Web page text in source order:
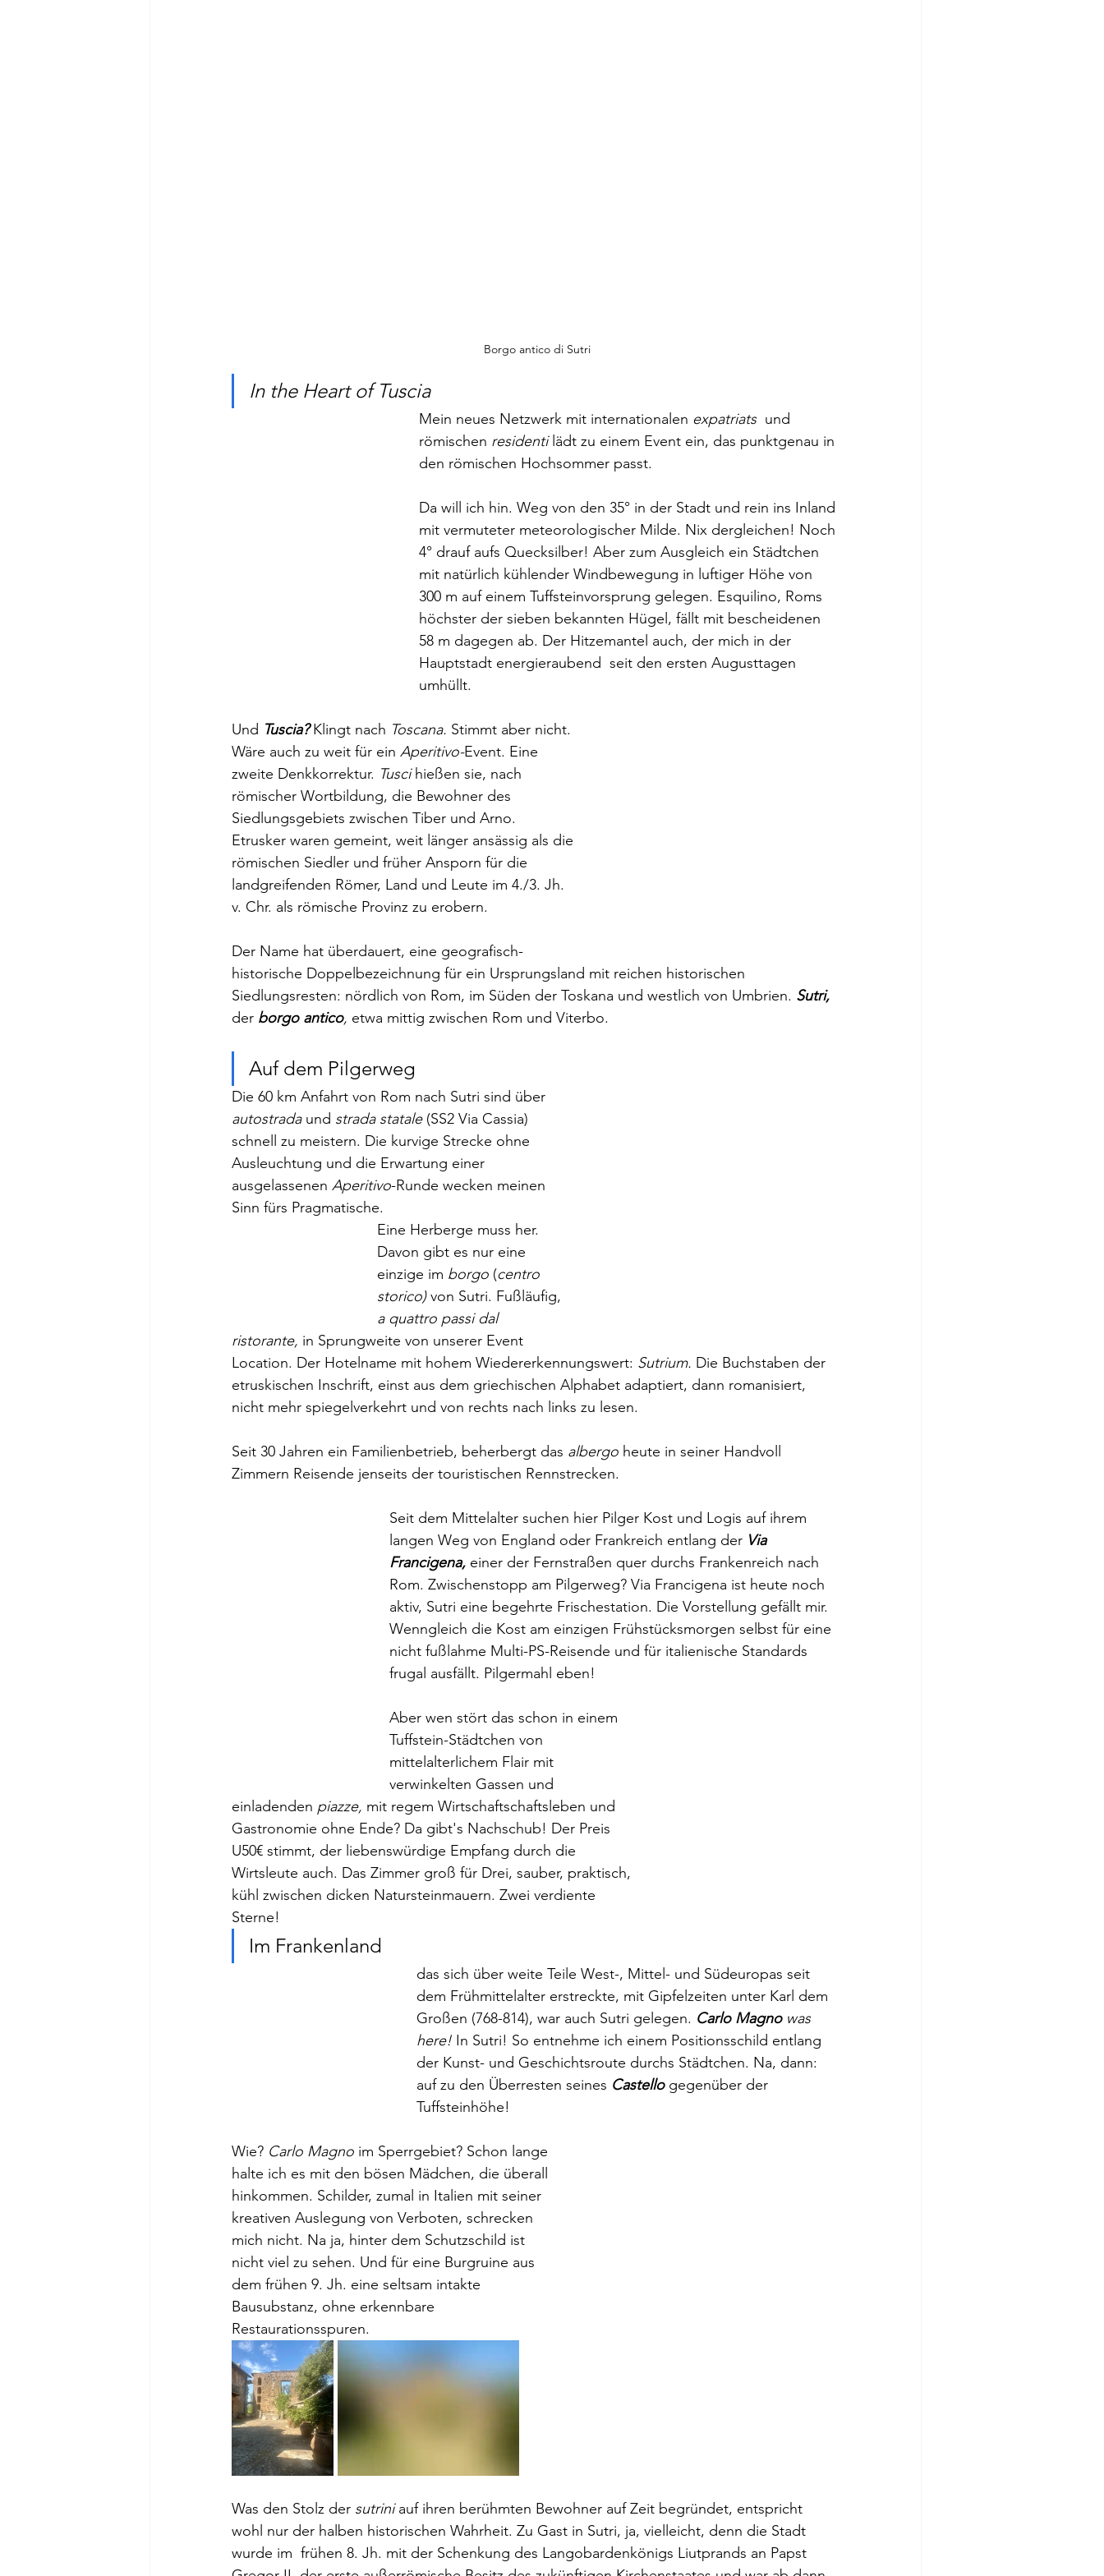
Borgo antico di Sutri
In the Heart of Tuscia
Mein neues Netzwerk mit internationalen expatriats
  und
römischen residenti lädt zu einem Event ein, das punktgenau in
den römischen Hochsommer passt.
Da will ich hin. Weg von den 35° in der Stadt und rein ins Inland
mit vermuteter meteorologischer Milde. Nix dergleichen! Noch
4° drauf aufs Quecksilber! Aber zum Ausgleich ein Städtchen
mit natürlich kühlender Windbewegung in luftiger Höhe von
300 m auf einem Tuffsteinvorsprung gelegen. Esquilino, Roms
höchster der sieben bekannten Hügel, fällt mit bescheidenen
58 m dagegen ab. Der Hitzemantel auch, der mich in der
Hauptstadt energieraubend  seit den ersten Augusttagen
umhüllt.
Und Tuscia? Klingt nach Toscana. Stimmt aber nicht.
Wäre auch zu weit für ein Aperitivo-Event. Eine
zweite Denkkorrektur. Tusci hießen sie, nach
römischer Wortbildung, die Bewohner des
Siedlungsgebiets zwischen Tiber und Arno.
Etrusker waren gemeint, weit länger ansässig als die
römischen Siedler und früher Ansporn für die
landgreifenden Römer, Land und Leute im 4./3. Jh.
v. Chr. als römische Provinz zu erobern.
Der Name hat überdauert, eine geografisch-
historische Doppelbezeichnung für ein Ursprungsland mit reichen historischen
Siedlungsresten: nördlich von Rom, im Süden der Toskana und westlich von Umbrien. Sutri,
der borgo antico, etwa mittig zwischen Rom und Viterbo.
Auf dem Pilgerweg
Die 60 km Anfahrt von Rom nach Sutri sind über
autostrada und strada statale (SS2 Via Cassia)
schnell zu meistern. Die kurvige Strecke ohne
Ausleuchtung und die Erwartung einer
ausgelassenen Aperitivo-Runde wecken meinen
Sinn fürs Pragmatische.
Eine Herberge muss her.
Davon gibt es nur eine
einzige im borgo (centro
storico) von Sutri. Fußläufig,
a quattro passi dal
ristorante, in Sprungweite von unserer Event
Location. Der Hotelname mit hohem Wiedererkennungswert: Sutrium. Die Buchstaben der
etruskischen Inschrift, einst aus dem griechischen Alphabet adaptiert, dann romanisiert,
nicht mehr spiegelverkehrt und von rechts nach links zu lesen.
Seit 30 Jahren ein Familienbetrieb, beherbergt das albergo heute in seiner Handvoll
Zimmern Reisende jenseits der touristischen Rennstrecken.
Seit dem Mittelalter suchen hier Pilger Kost und Logis auf ihrem
langen Weg von England oder Frankreich entlang der Via
Francigena, einer der Fernstraßen quer durchs Frankenreich nach
Rom. Zwischenstopp am Pilgerweg? Via Francigena ist heute noch
aktiv, Sutri eine begehrte Frischestation. Die Vorstellung gefällt mir.
Wenngleich die Kost am einzigen Frühstücksmorgen selbst für eine
nicht fußlahme Multi-PS-Reisende und für italienische Standards
frugal ausfällt. Pilgermahl eben!
Aber wen stört das schon in einem
Tuffstein-Städtchen von
mittelalterlichem Flair mit
verwinkelten Gassen und
einladenden piazze, mit regem Wirtschaftschaftsleben und
Gastronomie ohne Ende? Da gibt's Nachschub! Der Preis
U50€ stimmt, der liebenswürdige Empfang durch die
Wirtsleute auch. Das Zimmer groß für Drei, sauber, praktisch,
kühl zwischen dicken Natursteinmauern. Zwei verdiente
Sterne!
Im Frankenland
das sich über weite Teile West-, Mittel- und Südeuropas seit
dem Frühmittelalter erstreckte, mit Gipfelzeiten unter Karl dem
Großen (768-814), war auch Sutri gelegen. Carlo Magno was
here! In Sutri! So entnehme ich einem Positionsschild entlang
der Kunst- und Geschichtsroute durchs Städtchen. Na, dann:
auf zu den Überresten seines Castello gegenüber der
Tuffsteinhöhe!
Wie? Carlo Magno im Sperrgebiet? Schon lange
halte ich es mit den bösen Mädchen, die überall
hinkommen. Schilder, zumal in Italien mit seiner
kreativen Auslegung von Verboten, schrecken
mich nicht. Na ja, hinter dem Schutzschild ist
nicht viel zu sehen. Und für eine Burgruine aus
dem frühen 9. Jh. eine seltsam intakte
Bausubstanz, ohne erkennbare
Restaurationsspuren.
Was den Stolz der sutrini auf ihren berühmten Bewohner auf Zeit begründet, entspricht
wohl nur der halben historischen Wahrheit. Zu Gast in Sutri, ja, vielleicht, denn die Stadt
wurde im  frühen 8. Jh. mit der Schenkung des Langobardenkönigs Liutprands an Papst